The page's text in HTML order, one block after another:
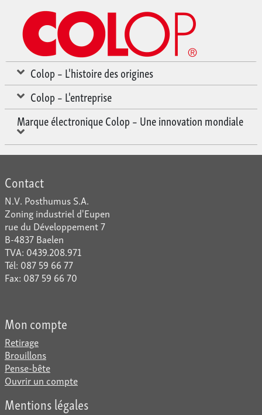
Colop – L'histoire des origines
Colop – L'entreprise
Marque électronique Colop – Une innovation mondiale
Contact
N.V. Posthumus S.A.
Zoning industriel d'Eupen
rue du Développement 7
B-4837 Baelen
TVA: 0439.208.971
Tél: 087 59 66 77
Fax: 087 59 66 70
Mon compte
Retirage
Brouillons
Pense-bête
Ouvrir un compte
Mentions légales